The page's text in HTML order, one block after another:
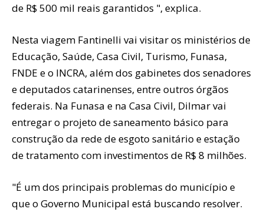
de R$ 500 mil reais garantidos ", explica.
Nesta viagem Fantinelli vai visitar os ministérios de
Educação, Saúde, Casa Civil, Turismo, Funasa,
FNDE e o INCRA, além dos gabinetes dos senadores
e deputados catarinenses, entre outros órgãos
federais. Na Funasa e na Casa Civil, Dilmar vai
entregar o projeto de saneamento básico para
construção da rede de esgoto sanitário e estação
de tratamento com investimentos de R$ 8 milhões.
"É um dos principais problemas do município e
que o Governo Municipal está buscando resolver.